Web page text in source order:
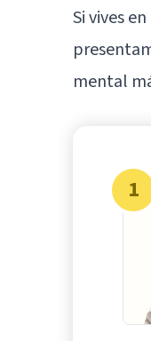
Si vives
mental
1